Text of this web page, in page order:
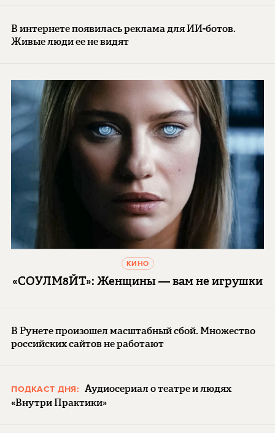
В интернете появилась реклама для ИИ-ботов.
Живые люди ее не видят
КИНО
«СОУЛМ8ЙТ»: Женщины — вам не игрушки
В Рунете произошел масштабный сбой. Множество
российских сайтов не работают
ПОДКАСТ ДНЯ: Аудиосериал о театре и людях
«Внутри Практики»